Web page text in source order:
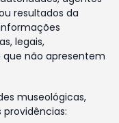
resultados da
legais,
não apresentem
museológicas,